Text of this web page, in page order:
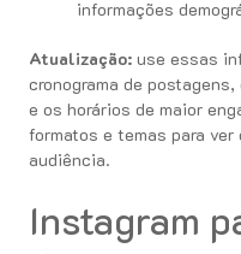
informações
Atualização: use essas
cronograma de
e os horários de maior
formatos e temas para ver
audiência.
Instagram